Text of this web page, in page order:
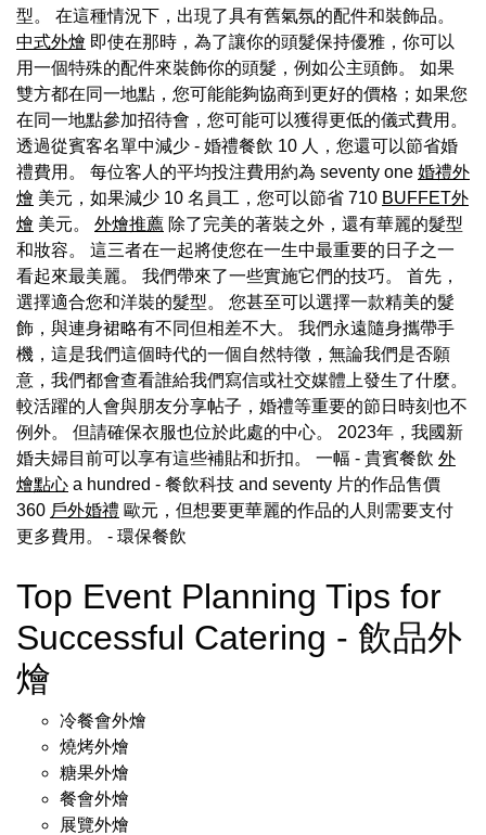
型。 在這種情況下，出現了具有舊氣氛的配件和裝飾品。
中式外燴 即使在那時，為了讓你的頭髮保持優雅，你可以
用一個特殊的配件來裝飾你的頭髮，例如公主頭飾。 如果
雙方都在同一地點，您可能能夠協商到更好的價格；如果您
在同一地點參加招待會，您可能可以獲得更低的儀式費用。
透過從賓客名單中減少 - 婚禮餐飲 10 人，您還可以節省婚
禮費用。 每位客人的平均投注費用約為 seventy one 婚禮外
燴 美元，如果減少 10 名員工，您可以節省 710 BUFFET外
燴 美元。 外燴推薦 除了完美的著裝之外，還有華麗的髮型
和妝容。 這三者在一起將使您在一生中最重要的日子之一
看起來最美麗。 我們帶來了一些實施它們的技巧。 首先，
選擇適合您和洋裝的髮型。 您甚至可以選擇一款精美的髮
飾，與連身裙略有不同但相差不大。 我們永遠隨身攜帶手
機，這是我們這個時代的一個自然特徵，無論我們是否願
意，我們都會查看誰給我們寫信或社交媒體上發生了什麼。
較活躍的人會與朋友分享帖子，婚禮等重要的節日時刻也不
例外。 但請確保衣服也位於此處的中心。 2023年，我國新
婚夫婦目前可以享有這些補貼和折扣。 一幅 - 貴賓餐飲 外
燴點心 a hundred - 餐飲科技 and seventy 片的作品售價
360 戶外婚禮 歐元，但想要更華麗的作品的人則需要支付
更多費用。 - 環保餐飲
Top Event Planning Tips for
Successful Catering - 飲品外
燴
冷餐會外燴
燒烤外燴
糖果外燴
餐會外燴
展覽外燴